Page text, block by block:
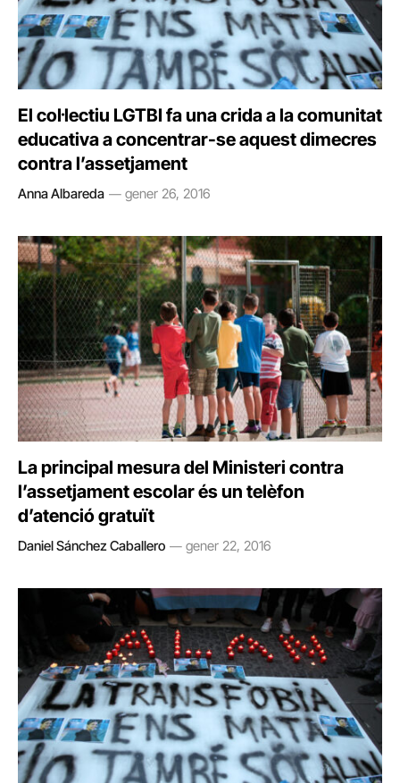
El col·lectiu LGTBI fa una crida a la comunitat
educativa a concentrar-se aquest dimecres
contra l’assetjament
Anna Albareda gener 26, 2016
La principal mesura del Ministeri contra
l’assetjament escolar és un telèfon
d’atenció gratuït
Daniel Sánchez Caballero gener 22, 2016